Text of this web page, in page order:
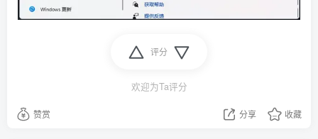
评分
欢迎为Ta评分
赞赏 分享 收藏